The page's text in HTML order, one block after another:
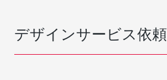
デザインサービス依頼